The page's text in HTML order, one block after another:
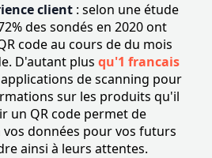
client : selon une étude
des sondés en 2020 ont
code au cours de du mois
D'autant plus qu'1 francais
de scanning pour
sur les produits qu'il
un QR code permet de
vos données pour vos futurs
ainsi à leurs attentes.